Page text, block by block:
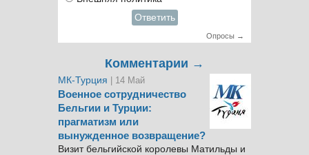
Ответить
Опросы →
Комментарии →
МК-Турция | 14 Май
Военное сотрудничество
Бельгии и Турции:
прагматизм или
вынужденное возвращение?
Визит бельгийской королевы Матильды и